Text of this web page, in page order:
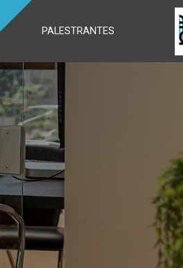
PALESTRANTES